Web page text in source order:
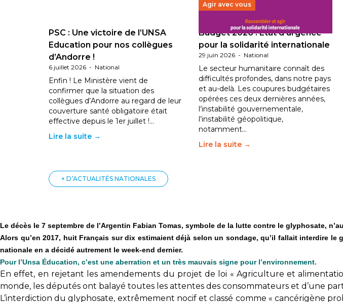
PSC : Une victoire de l’UNSA
Education pour nos collègues
d’Andorre !
6 juillet 2026 - National
Enfin ! Le Ministère vient de
confirmer que la situation des
collègues d’Andorre au regard de leur
couverture santé obligatoire était
effective depuis le 1er juillet !…
Lire la suite →
Agir avec vous
Budget 2026 : État d’urgence
pour la solidarité internationale
29 juin 2026 - National
Le secteur humanitaire connaît des
difficultés profondes, dans notre pays
et au-delà. Les coupures budgétaires
opérées ces deux dernières années,
l’instabilité gouvernementale,
l’instabilité géopolitique,
notamment…
Lire la suite →
+ D’ACTUALITÉS NATIONALES
Le décès le 7 septembre de l’Argentin Fabian Tomas, symbole de la lutte contre le glyphosate,
Alors qu’en 2017, huit Français sur dix estimaient déjà selon un sondage, qu’il fallait interdire
nationale en a décidé autrement le week-end dernier.
Pour l’Unsa Éducation, c’est une aberration et un très mauvais signe pour l’environnement.
En effet, en rejetant les amendements du projet de loi « Agriculture et
monde, les députés ont balayé toutes les attentes des consommateurs et d’une
L’interdiction du glyphosate, extrêmement nocif et classé comme « cancérigène